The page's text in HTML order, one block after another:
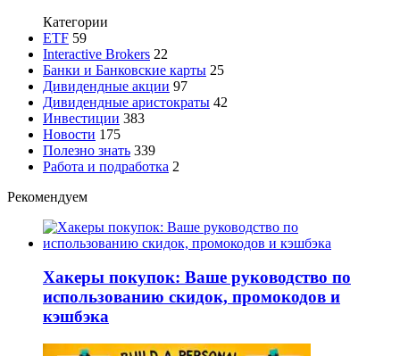
Категории
ETF 59
Interactive Brokers 22
Банки и Банковские карты 25
Дивидендные акции 97
Дивидендные аристократы 42
Инвестиции 383
Новости 175
Полезно знать 339
Работа и подработка 2
Рекомендуем
Хакеры покупок: Ваше руководство по
использованию скидок, промокодов и
кэшбэка